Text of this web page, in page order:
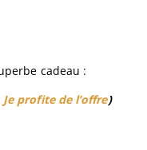
cadeau :
Je profite de l’offre)